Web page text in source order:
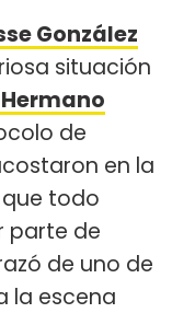
González
situación
de
en la
todo
parte de
de uno de
la escena